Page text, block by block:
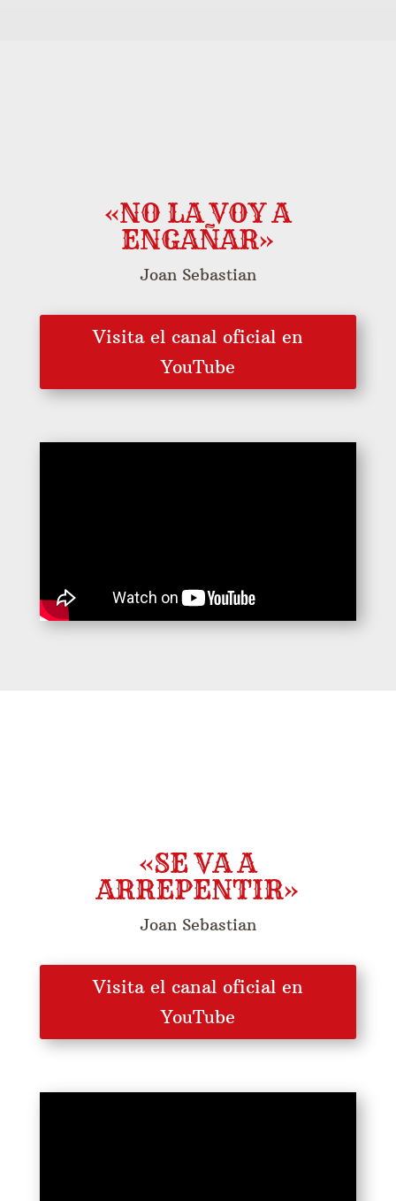
«NO LA VOY A
ENGAÑAR»
Joan Sebastian
Visita el canal oficial en
YouTube
«SE VA A
ARREPENTIR»
Joan Sebastian
Visita el canal oficial en
YouTube